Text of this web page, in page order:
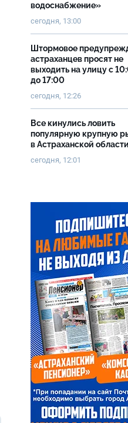
водоснабжение»
сегодня, 13:00
Штормовое
астраханцев просят не
выходить на улицу с
до 17:00
сегодня, 12:26
Все кинулись ловить
популярную крупную
в Астраханской области
сегодня, 12:01